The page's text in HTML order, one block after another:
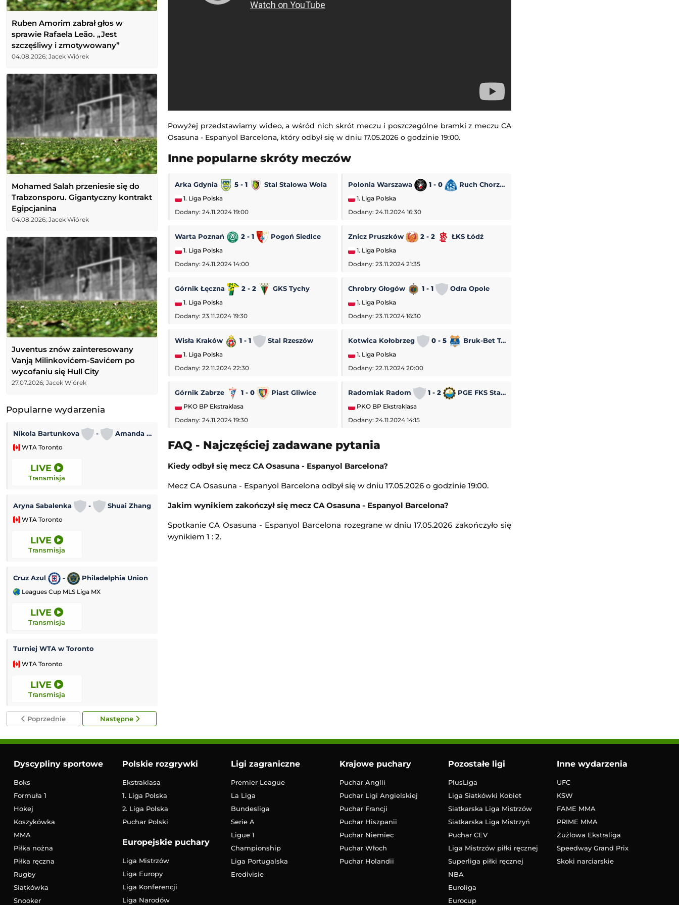
Ruben Amorim zabrał głos w
sprawie Rafaela Leão. „Jest
szczęśliwy i zmotywowany”
04.08.2026; Jacek Wiórek
Mohamed Salah przeniesie się do
Trabzonsporu. Gigantyczny kontrakt
Egipcjanina
04.08.2026; Jacek Wiórek
Juventus znów zainteresowany
Vanją Milinkovićem-Savićem po
wycofaniu się Hull City
27.07.2026; Jacek Wiórek
Popularne wydarzenia
Nikola Bartunkova - Amanda Anisimowa
WTA Toronto
LIVE
Transmisja
Aryna Sabalenka - Shuai Zhang
WTA Toronto
LIVE
Transmisja
Cruz Azul - Philadelphia Union
Leagues Cup MLS Liga MX
LIVE
Transmisja
Turniej WTA w Toronto
WTA Toronto
LIVE
Transmisja
ATP Montreal
LIVE
Elina Svitolina - Anastasia Potapova
LIVE
Leagues Cup MLS Liga MX
LIVE
Portland Timbers - Club Puebla
Poprzednie Następne
Powyżej przedstawiamy wideo, a wśród nich skrót meczu i poszczególne bramki z meczu CA
Osasuna - Espanyol Barcelona, który odbył się w dniu 17.05.2026 o godzinie 19:00.
Inne popularne skróty meczów
Arka Gdynia 5 - 1 Stal Stalowa Wola
1. Liga Polska
Dodany: 24.11.2024 19:00
Polonia Warszawa 1 - 0 Ruch Chorzów
1. Liga Polska
Dodany: 24.11.2024 16:30
Warta Poznań 2 - 1 Pogoń Siedlce
1. Liga Polska
Dodany: 24.11.2024 14:00
Znicz Pruszków 2 - 2 ŁKS Łódź
1. Liga Polska
Dodany: 23.11.2024 21:35
Górnik Łęczna 2 - 2 GKS Tychy
1. Liga Polska
Dodany: 23.11.2024 19:30
Chrobry Głogów 1 - 1 Odra Opole
1. Liga Polska
Dodany: 23.11.2024 16:30
Wisła Kraków 1 - 1 Stal Rzeszów
1. Liga Polska
Dodany: 22.11.2024 22:30
Kotwica Kołobrzeg 0 - 5 Bruk-Bet Termalica Nieciecza
1. Liga Polska
Dodany: 22.11.2024 20:00
Górnik Zabrze 1 - 0 Piast Gliwice
PKO BP Ekstraklasa
Dodany: 24.11.2024 19:30
Radomiak Radom 1 - 2 PGE FKS Stal Mielec
PKO BP Ekstraklasa
Dodany: 24.11.2024 14:15
FAQ - Najczęściej zadawane pytania
Kiedy odbył się mecz CA Osasuna - Espanyol Barcelona?
Mecz CA Osasuna - Espanyol Barcelona odbył się w dniu 17.05.2026 o godzinie 19:00.
Jakim wynikiem zakończył się mecz CA Osasuna - Espanyol Barcelona?
Spotkanie CA Osasuna - Espanyol Barcelona rozegrane w dniu 17.05.2026 zakończyło się
wynikiem 1 : 2.
Dyscypliny sportowe
Boks
Formuła 1
Hokej
Koszykówka
MMA
Piłka nożna
Piłka ręczna
Rugby
Siatkówka
Snooker
Polskie rozgrywki
Ekstraklasa
1. Liga Polska
2. Liga Polska
Puchar Polski
Europejskie puchary
Liga Mistrzów
Liga Europy
Liga Konferencji
Liga Narodów
Ligi zagraniczne
Premier League
La Liga
Bundesliga
Serie A
Ligue 1
Championship
Liga Portugalska
Eredivisie
Krajowe puchary
Puchar Anglii
Puchar Ligi Angielskiej
Puchar Francji
Puchar Hiszpanii
Puchar Niemiec
Puchar Włoch
Puchar Holandii
Pozostałe ligi
PlusLiga
Liga Siatkówki Kobiet
Siatkarska Liga Mistrzów
Siatkarska Liga Mistrzyń
Puchar CEV
Liga Mistrzów piłki ręcznej
Superliga piłki ręcznej
NBA
Euroliga
Eurocup
Inne wydarzenia
UFC
KSW
FAME MMA
PRIME MMA
Żużlowa Ekstraliga
Speedway Grand Prix
Skoki narciarskie